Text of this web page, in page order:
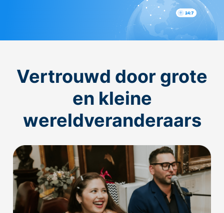
Vertrouwd door grote
en kleine
wereldveranderaars